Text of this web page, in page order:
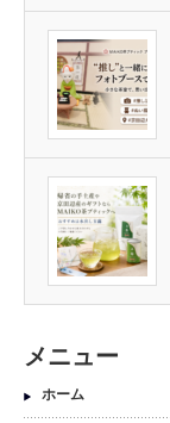
メニュー
ホーム